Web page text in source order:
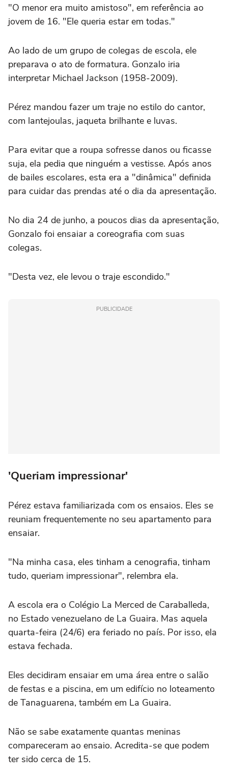
"O menor era muito amistoso", em referência ao
jovem de 16. "Ele queria estar em todas."
Ao lado de um grupo de colegas de escola, ele
preparava o ato de formatura. Gonzalo iria
interpretar Michael Jackson (1958-2009).
Pérez mandou fazer um traje no estilo do cantor,
com lantejoulas, jaqueta brilhante e luvas.
Para evitar que a roupa sofresse danos ou ficasse
suja, ela pedia que ninguém a vestisse. Após anos
de bailes escolares, esta era a "dinâmica" definida
para cuidar das prendas até o dia da apresentação.
No dia 24 de junho, a poucos dias da apresentação,
Gonzalo foi ensaiar a coreografia com suas
colegas.
"Desta vez, ele levou o traje escondido."
PUBLICIDADE
'Queriam impressionar'
Pérez estava familiarizada com os ensaios. Eles se
reuniam frequentemente no seu apartamento para
ensaiar.
"Na minha casa, eles tinham a cenografia, tinham
tudo, queriam impressionar", relembra ela.
A escola era o Colégio La Merced de Caraballeda,
no Estado venezuelano de La Guaira. Mas aquela
quarta-feira (24/6) era feriado no país. Por isso, ela
estava fechada.
Eles decidiram ensaiar em uma área entre o salão
de festas e a piscina, em um edifício no loteamento
de Tanaguarena, também em La Guaira.
Não se sabe exatamente quantas meninas
compareceram ao ensaio. Acredita-se que podem
ter sido cerca de 15.